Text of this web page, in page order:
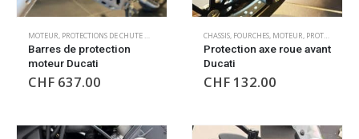
MOTEUR, PROTECTIONS DE CHUTE MOTEUR
Barres de protection
moteur Ducati
CHF 637.00
CHASSIS, FOURCHES, MOTEUR, PROTECTIONS DE CHUTE MOTEUR
Protection axe roue avant
Ducati
CHF 132.00